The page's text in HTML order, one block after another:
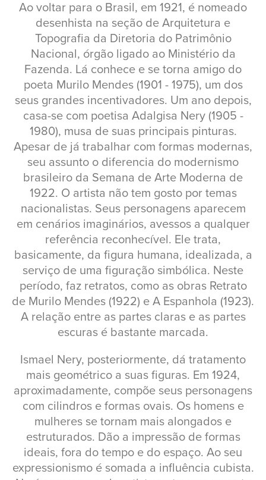
Ao voltar para o Brasil, em 1921, é nomeado
desenhista na seção de Arquitetura e
Topografia da Diretoria do Patrimônio
Nacional, órgão ligado ao Ministério da
Fazenda. Lá conhece e se torna amigo do
poeta Murilo Mendes (1901 - 1975), um dos
seus grandes incentivadores. Um ano depois,
casa-se com poetisa Adalgisa Nery (1905 -
1980), musa de suas principais pinturas.
Apesar de já trabalhar com formas modernas,
seu assunto o diferencia do modernismo
brasileiro da Semana de Arte Moderna de
1922. O artista não tem gosto por temas
nacionalistas. Seus personagens aparecem
em cenários imaginários, avessos a qualquer
referência reconhecível. Ele trata,
basicamente, da figura humana, idealizada, a
serviço de uma figuração simbólica. Neste
período, faz retratos, como as obras Retrato
de Murilo Mendes (1922) e A Espanhola (1923).
A relação entre as partes claras e as partes
escuras é bastante marcada.
Ismael Nery, posteriormente, dá tratamento
mais geométrico a suas figuras. Em 1924,
aproximadamente, compõe seus personagens
com cilindros e formas ovais. Os homens e
mulheres se tornam mais alongados e
estruturados. Dão a impressão de formas
ideais, fora do tempo e do espaço. Ao seu
expressionismo é somada a influência cubista.